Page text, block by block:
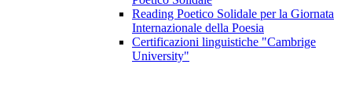
Reading Poetico Solidale per la Giornata
Internazionale della Poesia
Certificazioni linguistiche "Cambrige
University"